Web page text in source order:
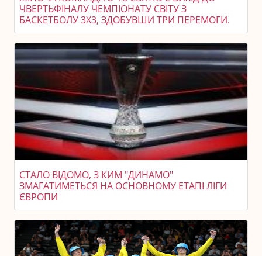
ЧВЕРТЬФІНАЛУ ЧЕМПІОНАТУ СВІТУ З
БАСКЕТБОЛУ 3X3, ЗДОБУВШИ ТРИ ПЕРЕМОГИ.
СТАЛО ВІДОМО, З КИМ "ДИНАМО"
ЗМАГАТИМЕТЬСЯ НА ОСНОВНОМУ ЕТАПІ ЛІГИ
ЄВРОПИ